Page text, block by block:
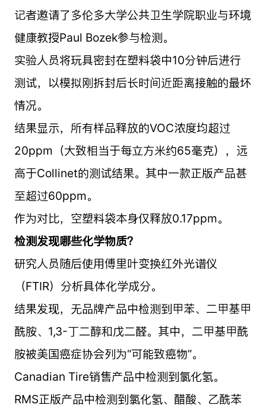
记者邀请了多伦多大学公共卫生学院职业与环境
健康教授Paul Bozek参与检测。
实验人员将玩具密封在塑料袋中10分钟后进行
测试，以模拟刚拆封后长时间近距离接触的最坏
情况。
结果显示，所有样品释放的VOC浓度均超过
20ppm（大致相当于每立方米约65毫克），远
高于Collinet的测试结果。其中一款正版产品甚
至超过60ppm。
作为对比，空塑料袋本身仅释放0.17ppm。
检测发现哪些化学物质？
研究人员随后使用傅里叶变换红外光谱仪
（FTIR）分析具体化学成分。
结果发现，无品牌产品中检测到甲苯、二甲基甲
酰胺、1,3-丁二醇和戊二醛。其中，二甲基甲酰
胺被美国癌症协会列为“可能致癌物”。
Canadian Tire销售产品中检测到氯化氢。
RMS正版产品中检测到氯化氢、醋酸、乙酰苯